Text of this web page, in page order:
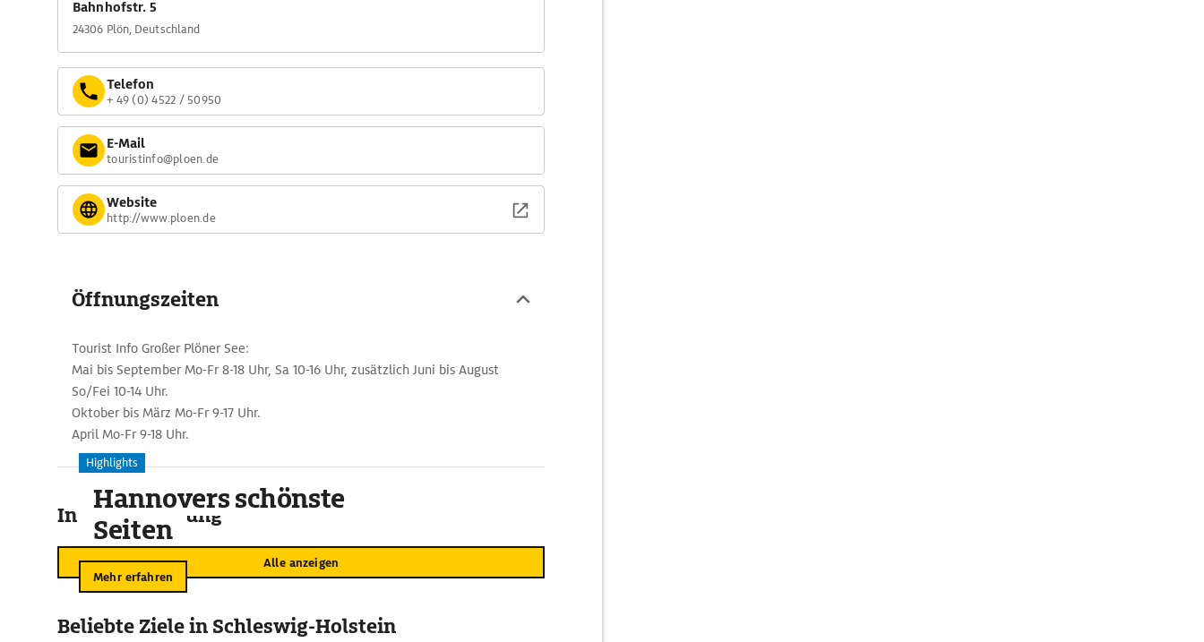
Bahnhofstr. 5
24306 Plön, Deutschland
Telefon
+ 49 (0) 4522 / 50950
E-Mail
touristinfo@ploen.de
Website
http://www.ploen.de
Öffnungszeiten
Tourist Info Großer Plöner See:
Mai bis September Mo-Fr 8-18 Uhr, Sa 10-16 Uhr, zusätzlich Juni bis August
So/Fei 10-14 Uhr.
Oktober bis März Mo-Fr 9-17 Uhr.
April Mo-Fr 9-18 Uhr.
In der Umgebung
Alle anzeigen
Highlights
Hannovers schönste
Seiten
Mehr erfahren
Beliebte Ziele in Schleswig-Holstein